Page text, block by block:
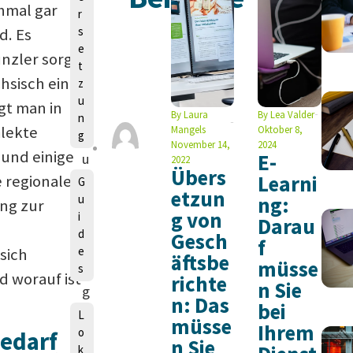
gar
Es
sorgt
ein
man in
einige
zur
worauf ist
n
L
a
u
r
a
M
a
n
g
e
ls
r
s
e
t
z
u
n
g
G
u
i
d
e
s
L
o
k
ByLaura
Mangels
November 14,
2022
Übers
etzun
g von
Gesch
äftsbe
richte
n: Das
müsse
n Sie
ByLea Valder
Oktober 8,
2024
E-
Learni
ng:
Darau
f
müsse
n Sie
bei
Ihrem